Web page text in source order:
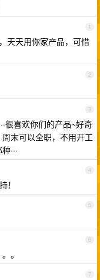
1
天天用你家产品，可惜
2
3
很喜欢你们的产品~好奇
末可以全职，不用开工
···
4
！
5
6
。
7